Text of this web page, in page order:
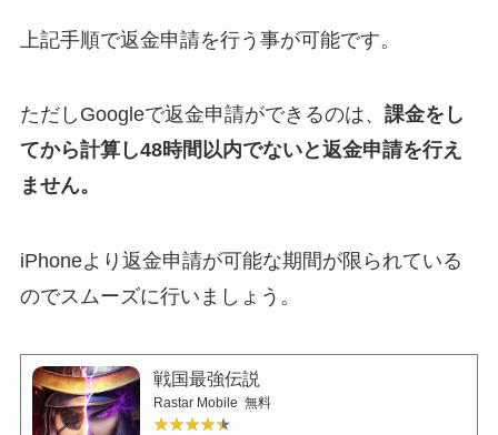
上記手順で返金申請を行う事が可能です。
ただしGoogleで返金申請ができるのは、 課金をし
てから計算し48時間以内でないと返金申請を行え
ません。
iPhoneより返金申請が可能な期間が限られている
のでスムーズに行いましょう。
戦国最強伝説
Rastar Mobile 無料
★★★★★
★★★★★